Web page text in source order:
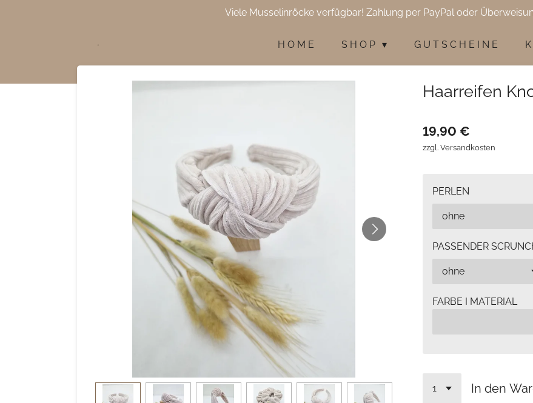
Viele Musselinröcke verfügbar! Zahlung per PayPal oder
H O M E S H O P G U T S C H E I N E
Haarreifen
19,90 €
zzgl. Versandkosten
PERLEN
PASSENDER
FARBE I MATERIAL
In den